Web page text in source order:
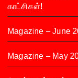
காட்சிகள்!
Magazine – June
Magazine – May